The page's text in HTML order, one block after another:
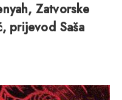
Zatvorske
prijevod Saša